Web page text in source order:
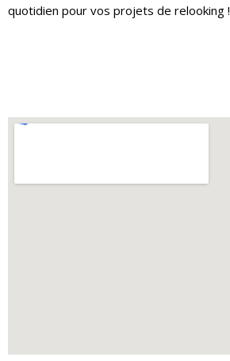
quotidien pour vos projets de relooking !